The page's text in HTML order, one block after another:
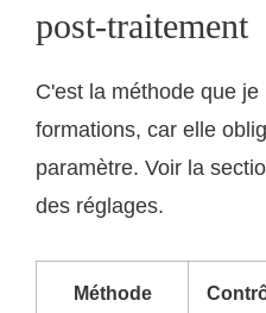
post-traitement
C'est la méthode que
formations, car elle
paramètre. Voir la
des réglages.
Méthode